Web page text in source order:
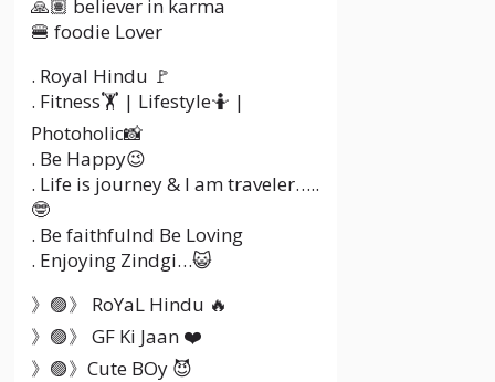
🙏🏽 believer in karma
🍔 foodie Lover
. Royal Hindu 🚩
. Fitness🏋️ | Lifestyle🤷 |
Photoholic📸
. Be Happy😉
. Life is journey & I am traveler…..
🤓
. Be faithfulnd Be Loving
. Enjoying Zindgi…😺
》🟣》 RoYaL Hindu 🔥
》🟣》 GF Ki Jaan ❤️
》🟣》Cute BOy 😈